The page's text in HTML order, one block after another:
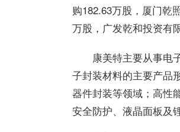
购182.63万股，厦门乾
万股，广发乾和投资有
康美特主要从事电
子封装材料的主要产品
器件封装等领域；高性
安全防护、液晶面板及